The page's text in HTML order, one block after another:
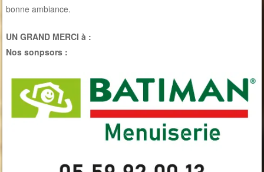
bonne ambiance.
UN GRAND MERCI à :
Nos sonpsors :